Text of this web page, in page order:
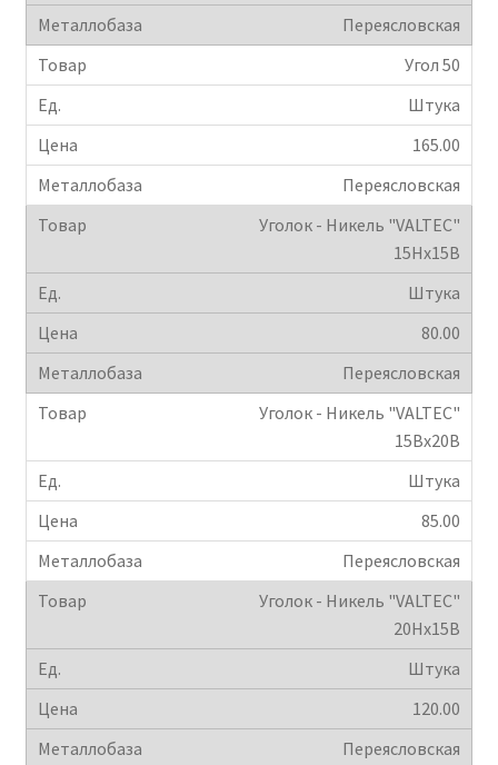
Крепеж
Расходные материалы
Спецодежда и СИЗ
Хозтовары
Заказ
Переясловская
Угол 50
Штука
165.00
Переясловская
Уголок - Никель "VALTEC"
15Hx15B
Штука
80.00
Переясловская
Уголок - Никель "VALTEC"
15Вx20B
Штука
85.00
Переясловская
Уголок - Никель "VALTEC"
20Hx15B
Штука
120.00
Переясловская